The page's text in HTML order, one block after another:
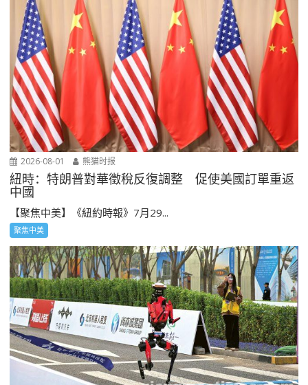
2026-08-01 熊猫时报
紐時：特朗普對華徵稅反復調整 促使美國訂單重返
中國
【聚焦中美】《紐約時報》7月29...
聚焦中美